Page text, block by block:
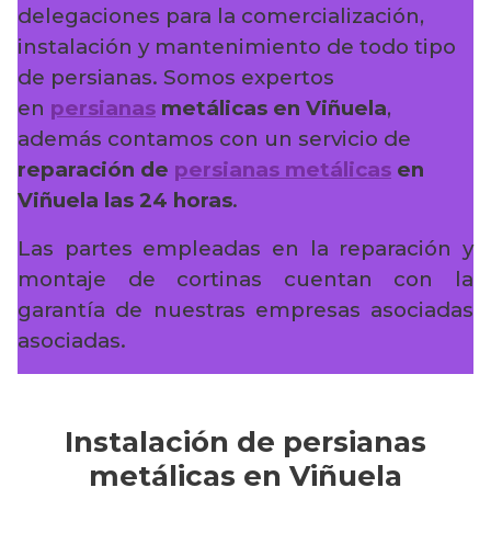
delegaciones para la comercialización,
instalación y mantenimiento de todo tipo
de persianas. Somos expertos
en persianas metálicas en Viñuela,
además contamos con un servicio de
reparación de persianas metálicas en
Viñuela las 24 horas.
Las partes empleadas en la reparación y
montaje de cortinas cuentan con la
garantía de nuestras empresas asociadas
asociadas.
Instalación de persianas
metálicas en Viñuela